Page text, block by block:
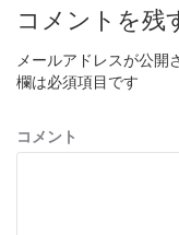
コメントを残
メールアドレスが公開
欄は必須項目です
コメント